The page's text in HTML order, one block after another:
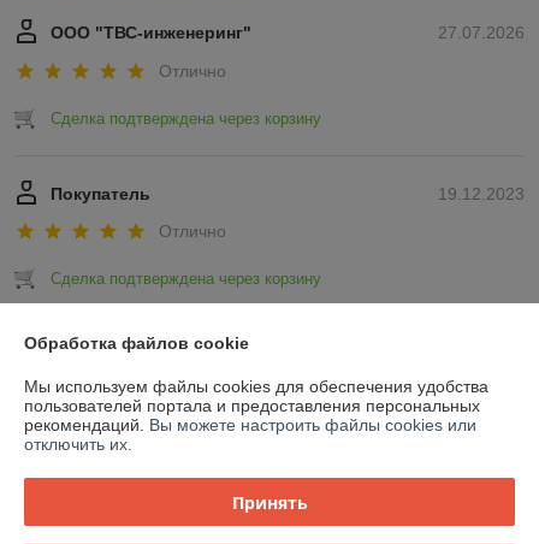
27.07.2026
ООО "ТВС-инженеринг"
Отлично
Сделка подтверждена через корзину
19.12.2023
Покупатель
Отлично
Сделка подтверждена через корзину
Показать все отзывы
О нас
Контакты
Доставка и оплата
Обработка файлов cookie
Мы используем файлы cookies для обеспечения удобства
пользователей портала и предоставления персональных
рекомендаций. Вы можете настроить файлы cookies или
отключить их.
Принять